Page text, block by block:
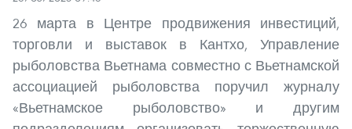
26 марта в Центре продвижения инвестиций,
торговли и выставок в Кантхо, Управление
рыболовства Вьетнама совместно с Вьетнамской
ассоциацией рыболовства поручил журналу
«Вьетнамское рыболовство» и другим